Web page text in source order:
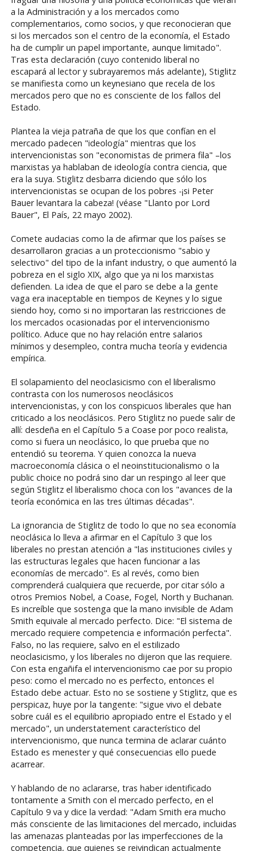
a la Administración y a los mercados como
complementarios, como socios, y que reconocieran que
si los mercados son el centro de la economía, el Estado
ha de cumplir un papel importante, aunque limitado".
Tras esta declaración (cuyo contenido liberal no
escapará al lector y subrayaremos más adelante), Stiglitz
se manifiesta como un keynesiano que recela de los
mercados pero que no es consciente de los fallos del
Estado.
Plantea la vieja patraña de que los que confían en el
mercado padecen "ideología" mientras que los
intervencionistas son "economistas de primera fila" –los
marxistas ya hablaban de ideología contra ciencia, que
era la suya. Stiglitz desbarra diciendo que sólo los
intervencionistas se ocupan de los pobres -¡si Peter
Bauer levantara la cabeza! (véase "Llanto por Lord
Bauer", El País, 22 mayo 2002).
Comete audacias como la de afirmar que los países se
desarrollaron gracias a un proteccionismo "sabio y
selectivo" del tipo de la infant industry, o que aumentó la
pobreza en el siglo XIX, algo que ya ni los marxistas
defienden. La idea de que el paro se debe a la gente
vaga era inaceptable en tiempos de Keynes y lo sigue
siendo hoy, como si no importaran las restricciones de
los mercados ocasionadas por el intervencionismo
político. Aduce que no hay relación entre salarios
mínimos y desempleo, contra mucha teoría y evidencia
empírica.
El solapamiento del neoclasicismo con el liberalismo
contrasta con los numerosos neoclásicos
intervencionistas, y con los conspicuos liberales que han
criticado a los neoclásicos. Pero Stiglitz no puede salir de
allí: desdeña en el Capítulo 5 a Coase por poco realista,
como si fuera un neoclásico, lo que prueba que no
entendió su teorema. Y quien conozca la nueva
macroeconomía clásica o el neoinstitucionalismo o la
public choice no podrá sino dar un respingo al leer que
según Stiglitz el liberalismo choca con los "avances de la
teoría económica en las tres últimas décadas".
La ignorancia de Stiglitz de todo lo que no sea economía
neoclásica lo lleva a afirmar en el Capítulo 3 que los
liberales no prestan atención a "las instituciones civiles y
las estructuras legales que hacen funcionar a las
economías de mercado". Es al revés, como bien
comprenderá cualquiera que recuerde, por citar sólo a
otros Premios Nobel, a Coase, Fogel, North y Buchanan.
Es increíble que sostenga que la mano invisible de Adam
Smith equivale al mercado perfecto. Dice: "El sistema de
mercado requiere competencia e información perfecta".
Falso, no las requiere, salvo en el estilizado
neoclasicismo, y los liberales no dijeron que las requiere.
Con esta engañifa el intervencionismo cae por su propio
peso: como el mercado no es perfecto, entonces el
Estado debe actuar. Esto no se sostiene y Stiglitz, que es
perspicaz, huye por la tangente: "sigue vivo el debate
sobre cuál es el equilibrio apropiado entre el Estado y el
mercado", un understatement característico del
intervencionismo, que nunca termina de aclarar cuánto
Estado es menester y qué consecuencias ello puede
acarrear.
Y hablando de no aclararse, tras haber identificado
tontamente a Smith con el mercado perfecto, en el
Capítulo 9 va y dice la verdad: "Adam Smith era mucho
más consciente de las limitaciones del mercado, incluidas
las amenazas planteadas por las imperfecciones de la
competencia, que quienes se reivindican actualmente